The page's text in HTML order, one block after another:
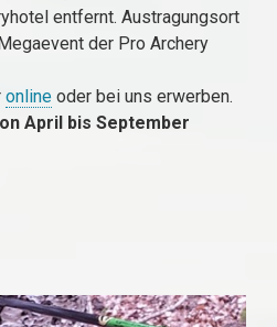
entfernt. Austragungsort
der Pro Archery
online oder bei uns erwerben.
April bis September